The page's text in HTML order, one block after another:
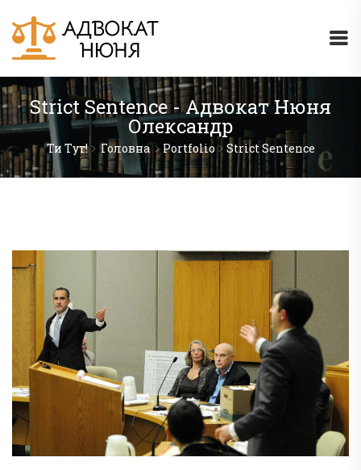
Strict Sentence - Адвокат Нюня
Олександр
Ти Тут! Головна Portfolio Strict Sentence